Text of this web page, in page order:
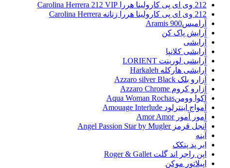
212 وی ای پی کارولینا هررا Carolina Herrera 212 VIP
212 وی ای پی کارولینا هررا زنانه Carolina Herrera
آرامیس900 Aramis
آرایش پاک کن
آرایشی
آرایشی کلانپا
آرایشی لورینت LORIENT
آرایشی هارکله Harkaleh
آزارو بلک Azzaro silver Black
آزارو کروم Azzaro Chrome
آکوا وومنAqua Woman Rochas
آمواج اینترلود Amouage Interlude
آمور آمور Amor Amor
آنجل قرمز Angel Passion Star by Mugler
آینه
ابر پد پنکک
اپن راجر اند گلت Roger & Gallet
اپیلاتور موکن